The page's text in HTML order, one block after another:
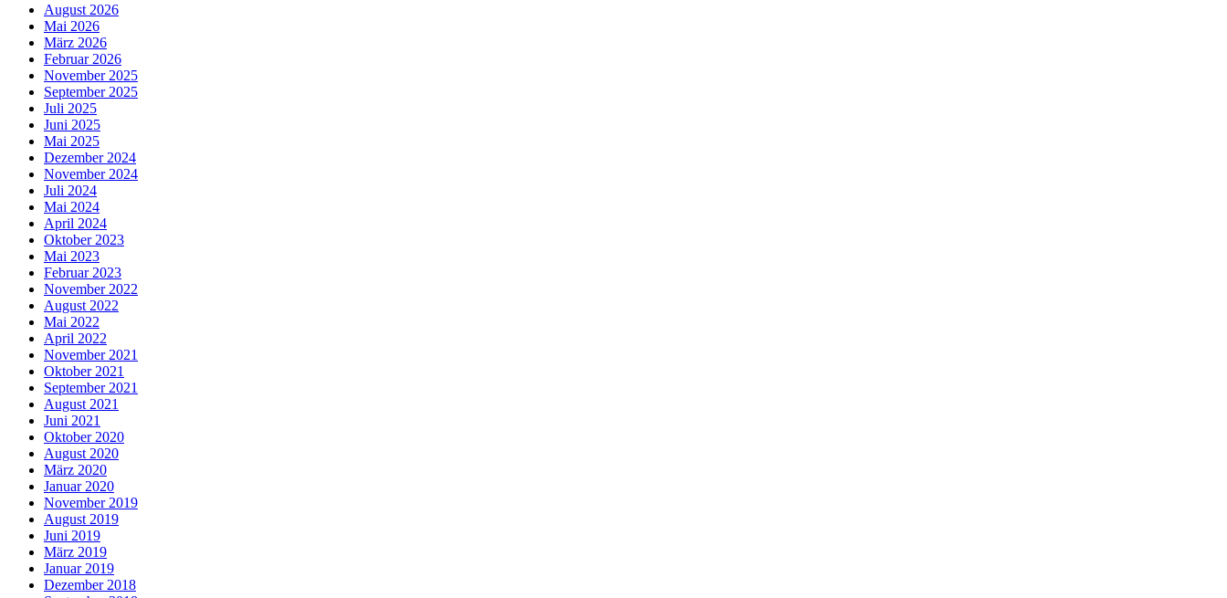
August 2026
Mai 2026
März 2026
Februar 2026
November 2025
September 2025
Juli 2025
Juni 2025
Mai 2025
Dezember 2024
November 2024
Juli 2024
Mai 2024
April 2024
Oktober 2023
Mai 2023
Februar 2023
November 2022
August 2022
Mai 2022
April 2022
November 2021
Oktober 2021
September 2021
August 2021
Juni 2021
Oktober 2020
August 2020
März 2020
Januar 2020
November 2019
August 2019
Juni 2019
März 2019
Januar 2019
Dezember 2018